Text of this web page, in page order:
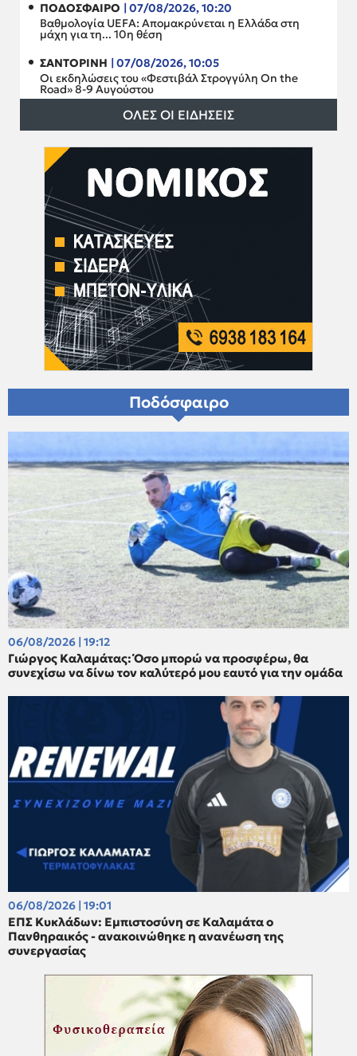
ΠΟΔΟΣΦΑΙΡΟ | 07/08/2026, 10:20
Βαθμολογία UEFA: Απομακρύνεται η Ελλάδα στη
μάχη για τη... 10η θέση
ΣΑΝΤΟΡΙΝΗ | 07/08/2026, 10:05
Οι εκδηλώσεις του «Φεστιβάλ Στρογγύλη On the
Road» 8-9 Αυγούστου
| 07/08/2026, 09:50
Δείτε τα αθλητικά πρωτοσέλιδα της Παρασκευής
(7/8)
ΠΟΔΟΣΦΑΙΡΟ | 07/08/2026, 09:35
Οι τηλεοπτικές μεταδόσεις της Παρασκευής (7/8)
ΑΓΟΡΑ ΕΡΓΑΣΙΑΣ
Αυτοί είναι οι άνεργοι που δικαιούνται δωρεάν
ένσημα 5 έτων
ΟΛΕΣ ΟΙ ΕΙΔΗΣΕΙΣ
Ποδόσφαιρο
06/08/2026 | 19:12
Γιώργος Καλαμάτας: Όσο μπορώ να προσφέρω, θα
συνεχίσω να δίνω τον καλύτερό μου εαυτό για την ομάδα
06/08/2026 | 19:01
ΕΠΣ Κυκλάδων: Εμπιστοσύνη σε Καλαμάτα ο
Πανθηραικός - ανακοινώθηκε η ανανέωση της
συνεργασίας